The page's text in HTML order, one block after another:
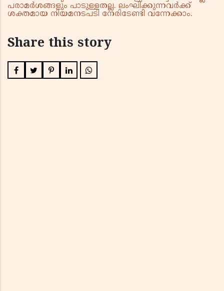
പരാമർശങ്ങളും പാടുള്ളതല്ല. ലംഘിക്കുന്നവർക്ക്
ശക്തമായ നിയമനടപടി നേരിടേണ്ടി വന്നേക്കാം.
Share this story